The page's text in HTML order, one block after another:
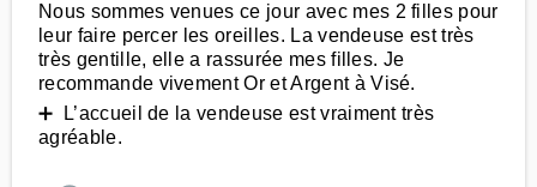
Nous sommes venues ce jour avec mes 2 filles pour
leur faire percer les oreilles. La vendeuse est très
très gentille, elle a rassurée mes filles. Je
recommande vivement Or et Argent à Visé.
➕ L’accueil de la vendeuse est vraiment très
agréable.